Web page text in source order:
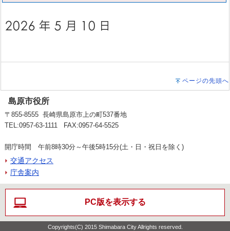
ページの先頭へ
島原市役所
〒855-8555 長崎県島原市上の町537番地
TEL:0957-63-1111 FAX:0957-64-5525
開庁時間 午前8時30分～午後5時15分(土・日・祝日を除く)
交通アクセス
庁舎案内
PC版を表示する
Copyrights(C) 2015 Shimabara City Allrights reserved.